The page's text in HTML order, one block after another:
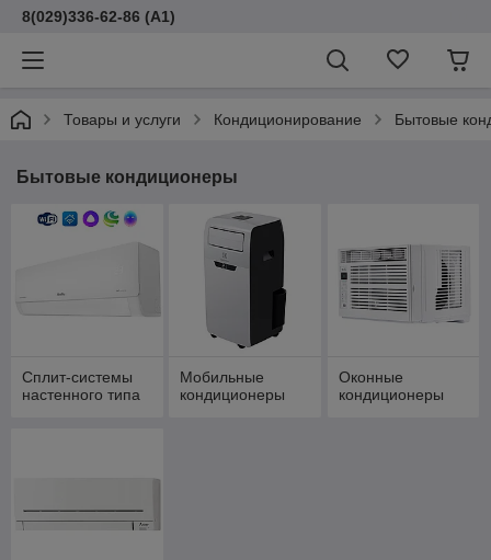
8(029)336-62-86 (A1)
Товары и услуги Кондиционирование Бытовые
Бытовые кондиционеры
Сплит-системы
настенного типа
Мобильные
кондиционеры
Оконные
кондиционеры